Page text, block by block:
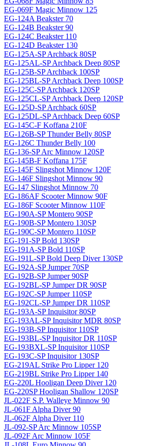
EG-069F Magiс Minnow 125
EG-124A Beakster 70
EG-124B Beakster 90
EG-124C Beakster 110
EG-124D Beakster 130
EG-125A-SP Archback 80SP
EG-125AL-SP Archback Deep 80SP
EG-125B-SP Archback 100SP
EG-125BL-SP Archback Deep 100SP
EG-125C-SP Archback 120SP
EG-125CL-SP Archback Deep 120SP
EG-125D-SP Archback 60SP
EG-125DL-SP Archback Deep 60SP
EG-145C-F Koffana 210F
EG-126B-SP Thunder Belly 80SP
EG-126C Thunder Belly 100
EG-136-SP Arc Minnow 120SP
EG-145B-F Koffana 175F
EG-145F Slingshot Minnow 120F
EG-146F Slingshot Minnow 90
EG-147 Slingshot Minnow 70
EG-186AF Scooter Minnow 90F
EG-186F Scooter Minnow 110F
EG-190A-SP Montero 90SP
EG-190B-SP Montero 130SP
EG-190C-SP Montero 110SP
EG-191-SP Bold 130SP
EG-191A-SP Bold 110SP
EG-191L-SP Bold Deep Diver 130SP
EG-192A-SP Jumper 70SP
EG-192B-SP Jumper 90SP
EG-192BL-SP Jumper DR 90SP
EG-192C-SP Jumper 110SP
EG-192CL-SP Jumper DR 110SP
EG-193A-SP Inquisitor 80SP
EG-193AL-SP Inquisitor MDR 80SP
EG-193B-SP Inquisitor 110SP
EG-193BL-SP Inquisitor DR 110SP
EG-193BXL-SP Inquisitor 110SP
EG-193C-SP Inquisitor 130SP
EG-219AL Strike Pro Lipper 120
EG-219BL Strike Pro Lipper 140
EG-220L Hooligan Deep Diver 120
EG-220SP Hooligan Shallow 120SP
JL-022F S.P. Walleye Minnow 90
JL-061F Alpha Diver 90
JL-062F Alpha Diver 110
JL-092-SP Arc Minnow 105SP
JL-092F Arc Minnow 105F